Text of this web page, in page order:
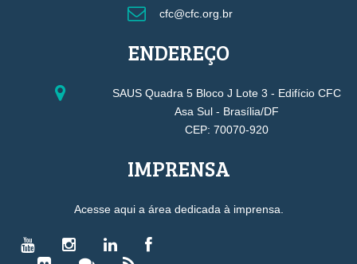
cfc@cfc.org.br
ENDEREÇO
SAUS Quadra 5 Bloco J Lote 3 - Edifício CFC
Asa Sul - Brasília/DF
CEP: 70070-920
IMPRENSA
Acesse aqui a área dedicada à imprensa.